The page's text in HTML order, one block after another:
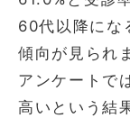
60代以降にな
傾向が見られ
アンケートで
高いという結